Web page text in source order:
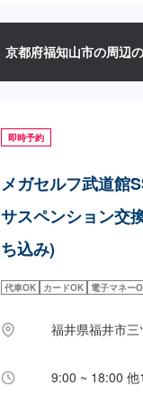
京都府福知山市の周辺
即時予約
メガセルフ武道館
サスペンション交
ち込み)
代車OK カードOK 電子マネー
福井県福井市
9:00 ~ 18:00 他